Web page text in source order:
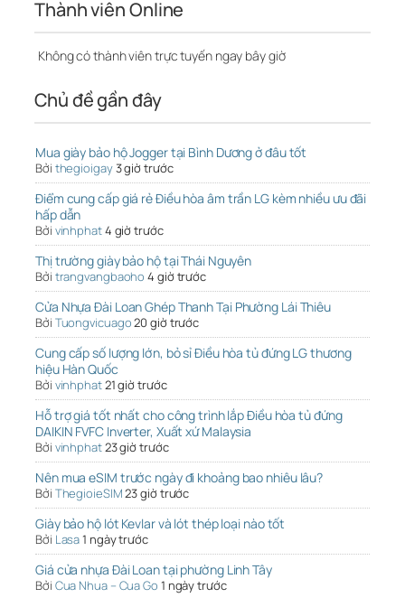
Thành viên Online
Không có thành viên trực tuyến ngay bây giờ
Chủ đề gần đây
Mua giày bảo hộ Jogger tại Bình Dương ở đâu tốt
Bởi thegioigay3 giờ trước
Điểm cung cấp giá rẻ Điều hòa âm trần LG kèm nhiều ưu đãi
hấp dẫn
Bởi vinhphat4 giờ trước
Thị trường giày bảo hộ tại Thái Nguyên
Bởi trangvangbaoho 4 giờ trước
Cửa Nhựa Đài Loan Ghép Thanh Tại Phường Lái Thiêu
Bởi Tuongvicuago20 giờ trước
Cung cấp số lượng lớn, bỏ sỉ Điều hòa tủ đứng LG thương
hiệu Hàn Quốc
Bởi vinhphat21 giờ trước
Hỗ trợ giá tốt nhất cho công trình lắp Điều hòa tủ đứng
DAIKIN FVFC Inverter, Xuất xứ Malaysia
Bởi vinhphat23 giờ trước
Nên mua eSIM trước ngày đi khoảng bao nhiêu lâu?
Bởi ThegioieSIM23 giờ trước
Giày bảo hộ lót Kevlar và lót thép loại nào tốt
Bởi Lasa1 ngày trước
Giá cửa nhựa Đài Loan tại phường Linh Tây
Bởi Cua Nhua – Cua Go 1 ngày trước